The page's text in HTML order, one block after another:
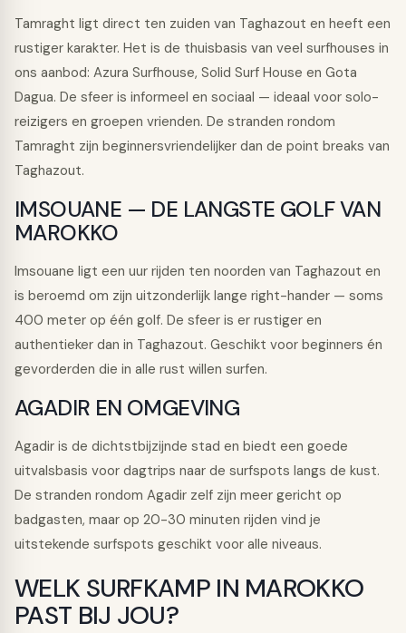
Tamraght ligt direct ten zuiden van Taghazout en heeft een
rustiger karakter. Het is de thuisbasis van veel surfhouses in
ons aanbod: Azura Surfhouse, Solid Surf House en Gota
Dagua. De sfeer is informeel en sociaal — ideaal voor solo-
reizigers en groepen vrienden. De stranden rondom
Tamraght zijn beginnersvriendelijker dan de point breaks van
Taghazout.
IMSOUANE — DE LANGSTE GOLF VAN
MAROKKO
Imsouane ligt een uur rijden ten noorden van Taghazout en
is beroemd om zijn uitzonderlijk lange right-hander — soms
400 meter op één golf. De sfeer is er rustiger en
authentieker dan in Taghazout. Geschikt voor beginners én
gevorderden die in alle rust willen surfen.
AGADIR EN OMGEVING
Agadir is de dichtstbijzijnde stad en biedt een goede
uitvalsbasis voor dagtrips naar de surfspots langs de kust.
De stranden rondom Agadir zelf zijn meer gericht op
badgasten, maar op 20-30 minuten rijden vind je
uitstekende surfspots geschikt voor alle niveaus.
WELK SURFKAMP IN MAROKKO
PAST BIJ JOU?